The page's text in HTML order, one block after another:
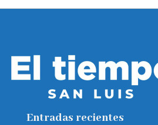
Entradas recientes